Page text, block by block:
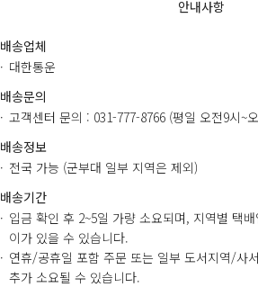
안내사항
배송업체
대한통운
배송문의
고객센터 문의 : 031-777-8766 (평일 오전9시~
배송정보
전국 가능 (군부대 일부 지역은 제외)
배송기간
입금 확인 후 2~5일 가량 소요되며, 지역별 택
이가 있을 수 있습니다.
연휴/공휴일 포함 주문 또는 일부 도서지역/사
추가 소요될 수 있습니다.